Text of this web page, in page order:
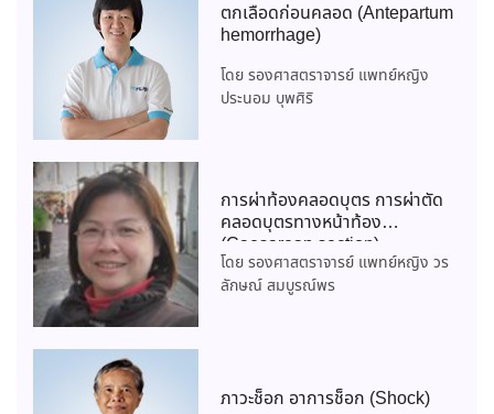
ตกเลือดก่อนคลอด (Antepartum
hemorrhage)
โดย รองศาสตราจารย์ แพทย์หญิง
ประนอม บุพศิริ
การผ่าท้องคลอดบุตร การผ่าตัด
คลอดบุตรทางหน้าท้อง
(Caesarean section)
โดย รองศาสตราจารย์ แพทย์หญิง วร
ลักษณ์ สมบูรณ์พร
ภาวะช็อก อาการช็อก (Shock)